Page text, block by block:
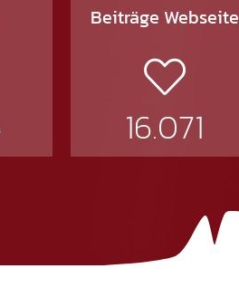
Beiträge Webseite
16.071